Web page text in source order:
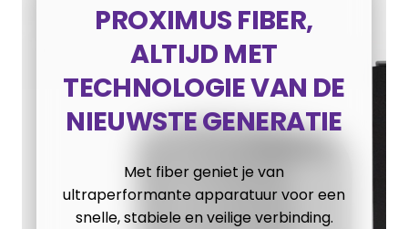
PROXIMUS FIBER,
ALTIJD MET
TECHNOLOGIE VAN DE
NIEUWSTE GENERATIE
Met fiber geniet je van
ultraperformante apparatuur voor een
snelle, stabiele en veilige verbinding.